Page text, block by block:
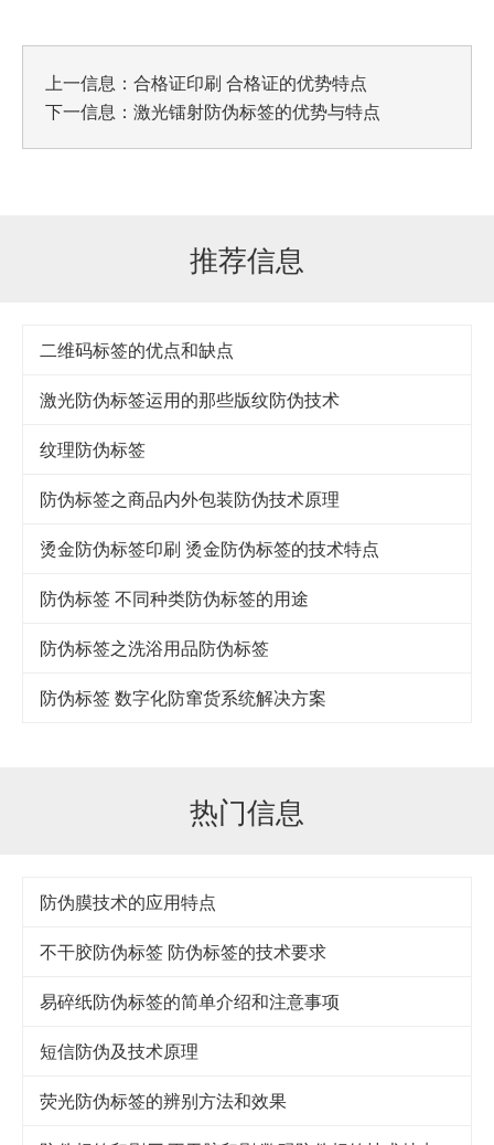
上一信息： 合格证印刷 合格证的优势特点
下一信息： 激光镭射防伪标签的优势与特点
推荐信息
二维码标签的优点和缺点
激光防伪标签运用的那些版纹防伪技术
纹理防伪标签
防伪标签之商品内外包装防伪技术原理
烫金防伪标签印刷 烫金防伪标签的技术特点
防伪标签 不同种类防伪标签的用途
防伪标签之洗浴用品防伪标签
防伪标签 数字化防窜货系统解决方案
热门信息
防伪膜技术的应用特点
不干胶防伪标签 防伪标签的技术要求
易碎纸防伪标签的简单介绍和注意事项
短信防伪及技术原理
荧光防伪标签的辨别方法和效果